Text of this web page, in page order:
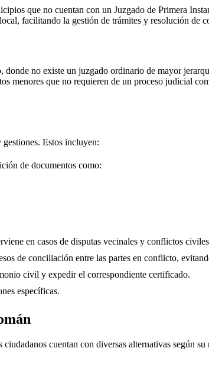
que no cuentan con un Juzgado de Primera
facilitando la gestión de trámites y resolución de
no existe un juzgado ordinario de mayor
que no requieren de un proceso judicial
Estos incluyen:
de documentos como:
en casos de disputas vecinales y conflictos
de conciliación entre las partes en conflicto,
civil y expedir el correspondiente certificado.
específicas.
cuentan con diversas alternativas según su